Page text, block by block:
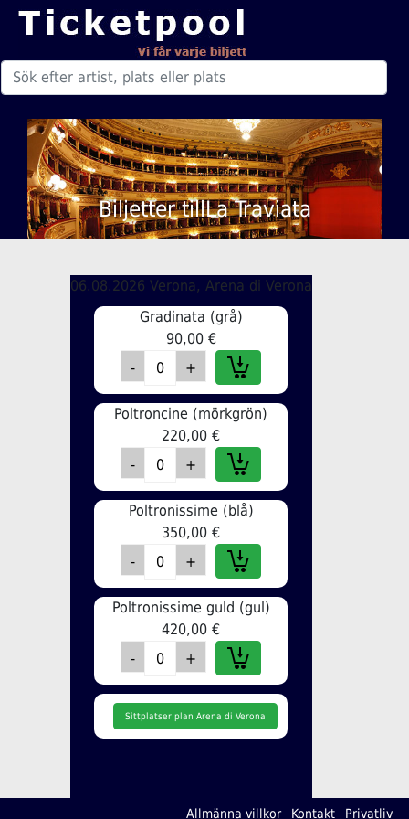
Biljetter tillLa Traviata
06.08.2026 Verona, Arena di Verona
Gradinata (grå)
90,00 €
Poltroncine (mörkgrön)
220,00 €
Poltronissime (blå)
350,00 €
Poltronissime guld (gul)
420,00 €
Sittplatser plan Arena di Verona
Allmänna villkor Kontakt Privatliv